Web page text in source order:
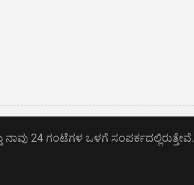
24 ಗಂಟೆಗಳ ಒಳಗೆ ಸಂಪರ್ಕದಲ್ಲಿರುತ್ತೇವೆ.